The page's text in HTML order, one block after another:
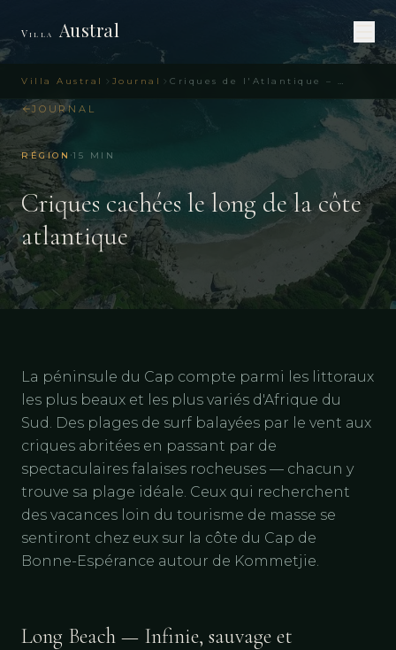
Villa Austral Journal Criques de l'Atlantique – Reportage Péninsule
Villa Austral
JOURNAL
RÉGION ·15 MIN
Criques cachées le long de la côte
atlantique
La péninsule du Cap compte parmi les littoraux
les plus beaux et les plus variés d'Afrique du
Sud. Des plages de surf balayées par le vent aux
criques abritées en passant par de
spectaculaires falaises rocheuses — chacun y
trouve sa plage idéale. Ceux qui recherchent
des vacances loin du tourisme de masse se
sentiront chez eux sur la côte du Cap de
Bonne-Espérance autour de Kommetjie.
Long Beach — Infinie, sauvage et